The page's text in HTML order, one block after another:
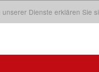
Dienste erklären Sie